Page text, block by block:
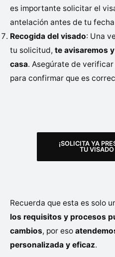
es importante solicitar el
antelación antes de tu
Recogida del visado: Una
tu solicitud, te avisaremos
casa. Asegúrate de
para confirmar que es
¡SOLICITA YA
TU
Recuerda que esta es solo
los requisitos y procesos
cambios, por eso
personalizada y eficaz.